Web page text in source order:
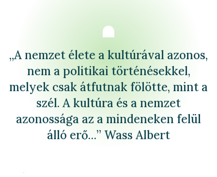
„A nemzet élete a kultúrával azonos,
nem a politikai történésekkel,
melyek csak átfutnak fölötte, mint a
szél. A kultúra és a nemzet
azonossága az a mindeneken felül
álló erő…” Wass Albert